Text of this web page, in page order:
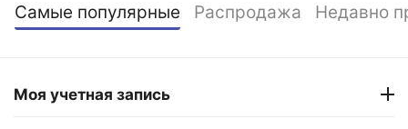
Самые популярные Распродажа Недавно
Моя учетная запись